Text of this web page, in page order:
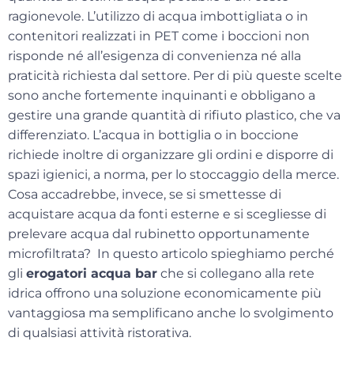
ragionevole. L’utilizzo di acqua imbottigliata o in
contenitori realizzati in PET come i boccioni non
risponde né all’esigenza di convenienza né alla
praticità richiesta dal settore. Per di più queste scelte
sono anche fortemente inquinanti e obbligano a
gestire una grande quantità di rifiuto plastico, che va
differenziato. L’acqua in bottiglia o in boccione
richiede inoltre di organizzare gli ordini e disporre di
spazi igienici, a norma, per lo stoccaggio della merce.
Cosa accadrebbe, invece, se si smettesse di
acquistare acqua da fonti esterne e si scegliesse di
prelevare acqua dal rubinetto opportunamente
microfiltrata? In questo articolo spieghiamo perché
gli erogatori acqua bar che si collegano alla rete
idrica offrono una soluzione economicamente più
vantaggiosa ma semplificano anche lo svolgimento
di qualsiasi attività ristorativa.